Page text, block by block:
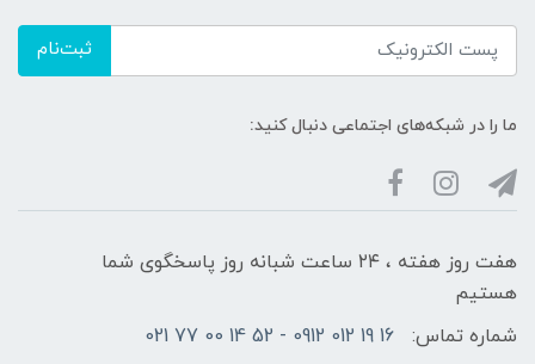
ثبت‌نام
ما را در شبکه‌های اجتماعی دنبال کنید:
هفت روز هفته ، ۲۴ ساعت شبانه‌ روز پاسخگوی شما
هستیم
شماره تماس:
16 19 012 0912 - 52 14 00 77 021